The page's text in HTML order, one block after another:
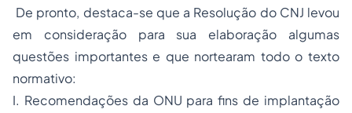
De pronto, destaca-se que a Resolução do CNJ levou
em consideração para sua elaboração algumas
questões importantes e que nortearam todo o texto
normativo:
I. Recomendações da ONU para fins de implantação